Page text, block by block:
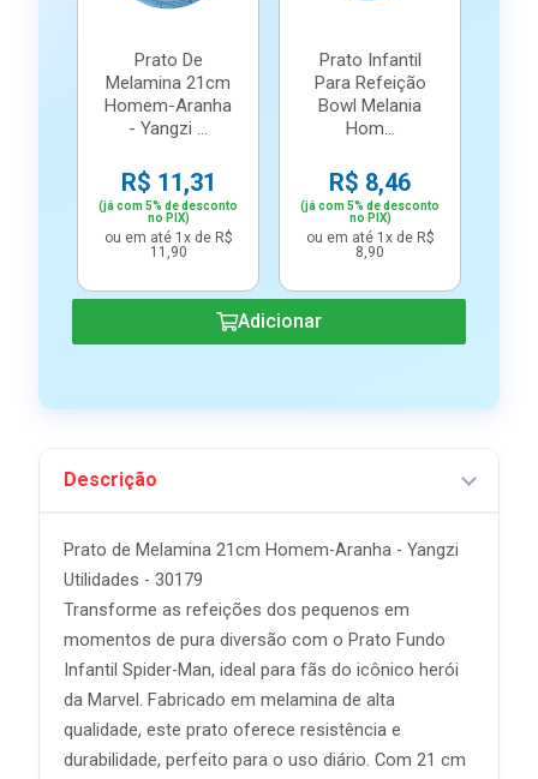
Prato De
Melamina 21cm
Homem-Aranha
- Yangzi ...
R$ 11,31
(já com 5% de desconto
no PIX)
ou em até 1x de R$
11,90
Prato Infantil
Para Refeição
Bowl Melania
Hom...
R$ 8,46
(já com 5% de desconto
no PIX)
ou em até 1x de R$
8,90
Adicionar
Descrição
Prato de Melamina 21cm Homem-Aranha - Yangzi
Utilidades - 30179
Transforme as refeições dos pequenos em
momentos de pura diversão com o Prato Fundo
Infantil Spider-Man, ideal para fãs do icônico herói
da Marvel. Fabricado em melamina de alta
qualidade, este prato oferece resistência e
durabilidade, perfeito para o uso diário. Com 21 cm